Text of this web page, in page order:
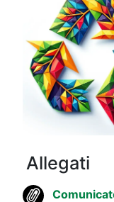
Allegati